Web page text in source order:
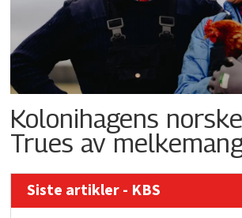
Kolonihagens
Trues av
Siste artikler - KBS